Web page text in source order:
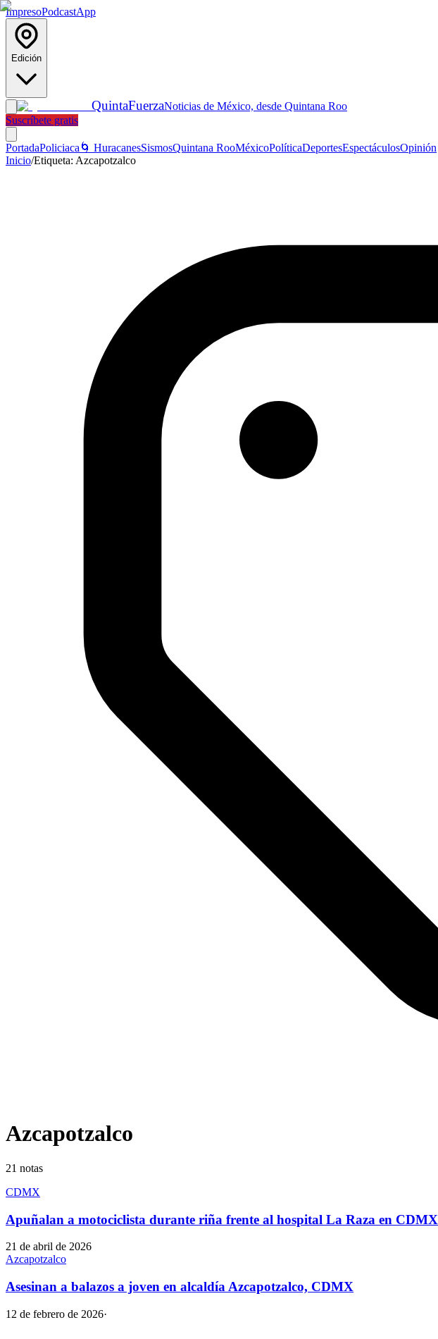
ImpresoPodcastApp
Edición
QuintaFuerzaNoticias de México, desde Quintana Roo
Suscríbete gratis
PortadaPoliciaca 🌀 HuracanesSismosQuintana RooMéxicoPolíticaDeportesEspectáculosOpinión
Inicio/Etiqueta: Azcapotzalco
Azcapotzalco
21 notas
CDMX
Apuñalan a motociclista durante riña frente al hospital La Raza en CDMX
21 de abril de 2026
Azcapotzalco
Asesinan a balazos a joven en alcaldía Azcapotzalco, CDMX
12 de febrero de 2026·